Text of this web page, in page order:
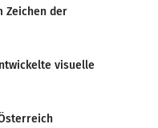
Zeichen der
visuelle